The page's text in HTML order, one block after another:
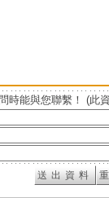
時能與您聯繫！ (此